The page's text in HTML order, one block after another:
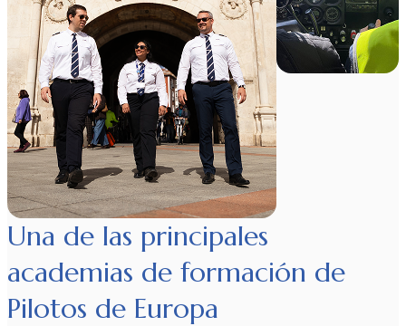
Una de las principales
academias de formación de
Pilotos de Europa